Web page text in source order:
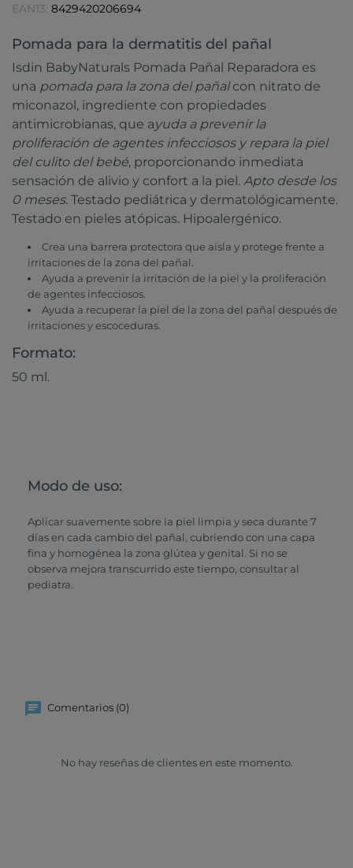
EAN13: 8429420206694
Pomada para la dermatitis del pañal
Isdin BabyNaturals Pomada Pañal Reparadora es
una pomada para la zona del pañalcon nitrato de
miconazol, ingrediente con propiedades
antimicrobianas, que ayuda a prevenir la
proliferación de agentes infecciosos y repara la piel
del culito del bebé, proporcionando inmediata
sensación de alivio y confort a la piel. Apto desde los
0 meses. Testado pediátrica y dermatológicamente.
Testado en pieles atópicas. Hipoalergénico.
Crea una barrera protectora que aísla y protege frente a
irritaciones de la zona del pañal.
Ayuda a prevenir la irritación de la piel y la proliferación
de agentes infecciosos.
Ayuda a recuperar la piel de la zona del pañal después de
irritaciones y escoceduras.
Formato:
50 ml.
Modo de uso:
Aplicar suavemente sobre la piel limpia y seca durante 7
días en cada cambio del pañal, cubriendo con una capa
fina y homogénea la zona glútea y genital. Si no se
observa mejora transcurrido este tiempo, consultar al
pediatra.
Comentarios (0)
No hay reseñas de clientes en este momento.